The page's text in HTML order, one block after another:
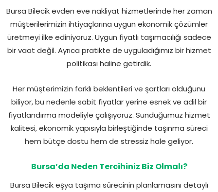
Bursa Bilecik evden eve nakliyat hizmetlerinde her zaman
müşterilerimizin ihtiyaçlarına uygun ekonomik çözümler
üretmeyi ilke ediniyoruz. Uygun fiyatlı taşımacılığı sadece
bir vaat değil. Ayrıca pratikte de uyguladığımız bir hizmet
politikası haline getirdik.
Her müşterimizin farklı beklentileri ve şartları olduğunu
biliyor, bu nedenle sabit fiyatlar yerine esnek ve adil bir
fiyatlandırma modeliyle çalışıyoruz. Sunduğumuz hizmet
kalitesi, ekonomik yapısıyla birleştiğinde taşınma süreci
hem bütçe dostu hem de stressiz hale geliyor.
Bursa’da Neden Tercihiniz Biz Olmalı?
Bursa Bilecik eşya taşıma sürecinin planlamasını detaylı